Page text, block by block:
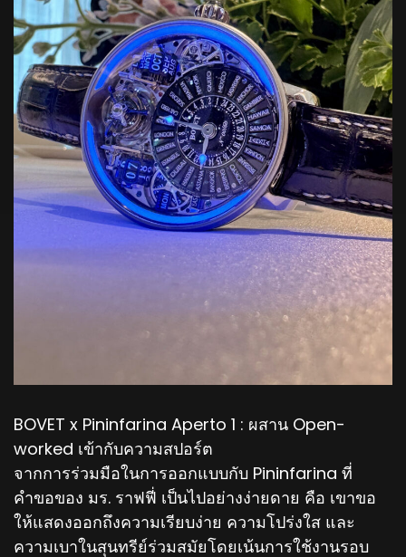
BOVET x Pininfarina Aperto 1 : ผสาน Open-
worked เข้ากับความสปอร์ต
จากการร่วมมือในการออกแบบกับ Pininfarina ที่
คำขอของ มร. ราฟฟี่ เป็นไปอย่างง่ายดาย คือ เขาขอ
ให้แสดงออกถึงความเรียบง่าย ความโปร่งใส และ
ความเบาในสุนทรีย์ร่วมสมัยโดยเน้นการใช้งานรอบ